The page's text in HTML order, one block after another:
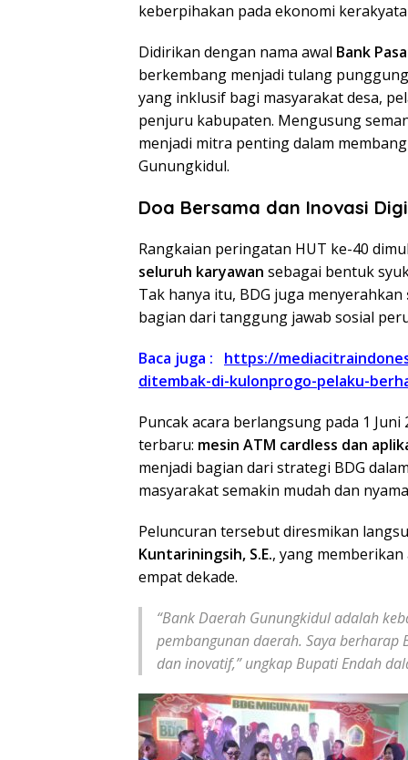
keberpihakan pada ekonomi
Didirikan dengan nama awal Bank
berkembang menjadi tulang
yang inklusif bagi masyarakat desa,
penjuru kabupaten. Mengusung
menjadi mitra penting dalam
Gunungkidul.
Doa Bersama dan Inovasi
Rangkaian peringatan HUT ke-40
seluruh karyawan sebagai bentuk
Tak hanya itu, BDG juga menyerahkan
bagian dari tanggung jawab sosial
Baca juga : https://
ditembak-di-kulonprogo-pelaku-
Puncak acara berlangsung pada 1
terbaru: mesin ATM cardless dan
menjadi bagian dari strategi BDG
masyarakat semakin mudah dan
Peluncuran tersebut diresmikan
Kuntariningsih, S.E., yang
empat dekade.
“Bank Daerah Gunungkidul adalah
pembangunan daerah. Saya berharap
dan inovatif,”ungkap Bupati Endah